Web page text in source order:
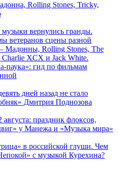
Rolling Stones, Tricky,
вернулись гранды.
ветеранов сцены разной
Мадонны, Rolling Stones, The
Charlie XCX и Jack White.
паука»: гид по фильмам
дней назад не стало
Дмитрия Поднозова
праздник флоксов,
у Манежа и «Музыка мира»
в российской глуши. Чем
с музыкой Курехина?